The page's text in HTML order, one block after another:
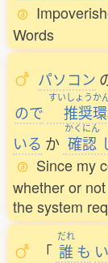
Words
パソコン
ので
すいしょうか
推奨
いる か
かくにん
確認
Since my
whether or
the system
「
だれ
誰 も